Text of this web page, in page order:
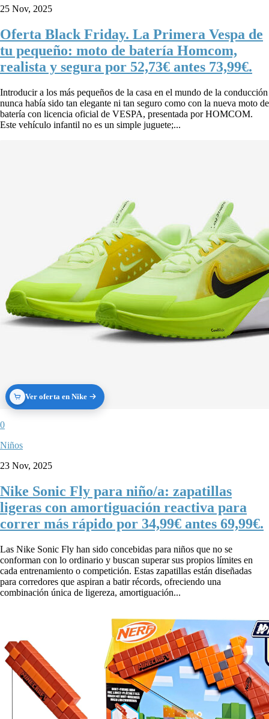
25 Nov, 2025
Oferta Black Friday. La Primera Vespa de
tu pequeño: moto de batería Homcom,
realista y segura por 52,73€ antes 73,99€.
Introducir a los más pequeños de la casa en el mundo de la conducción
nunca había sido tan elegante ni tan seguro como con la nueva moto de
batería con licencia oficial de VESPA, presentada por HOMCOM.
Este vehículo infantil no es un simple juguete;...
Ver oferta en Nike
0
Niños
23 Nov, 2025
Nike Sonic Fly para niño/a: zapatillas
ligeras con amortiguación reactiva para
correr más rápido por 34,99€ antes 69,99€.
Las Nike Sonic Fly han sido concebidas para niños que no se
conforman con lo ordinario y buscan superar sus propios límites en
cada entrenamiento o competición. Estas zapatillas están diseñadas
para corredores que aspiran a batir récords, ofreciendo una
combinación única de ligereza, amortiguación...